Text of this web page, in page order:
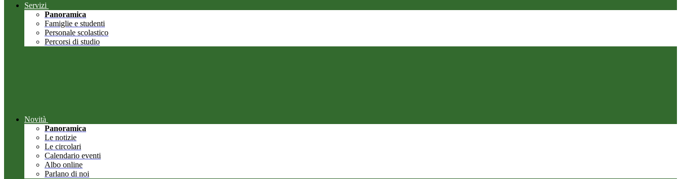
Servizi
Panoramica
Famiglie e studenti
Personale scolastico
Percorsi di studio
Novità
Panoramica
Le notizie
Le circolari
Calendario eventi
Albo online
Parlano di noi